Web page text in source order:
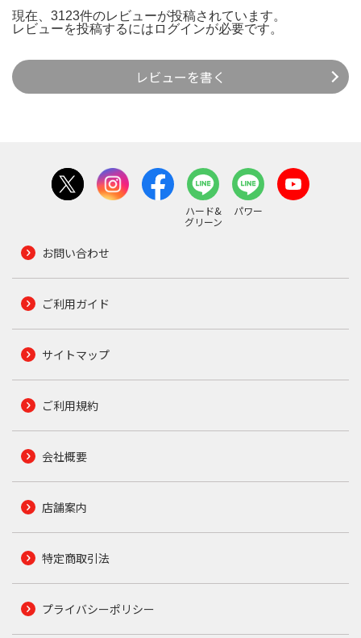
現在、3123件のレビューが投稿されています。
レビューを投稿するには ログインが必要です。
レビューを書く
ハード&
グリーン
パワー
お問い合わせ
ご利用ガイド
サイトマップ
ご利用規約
会社概要
店舗案内
特定商取引法
プライバシーポリシー